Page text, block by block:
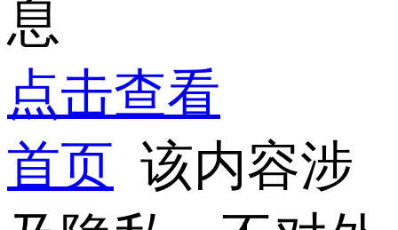
息
点击查看
首页 该内容涉